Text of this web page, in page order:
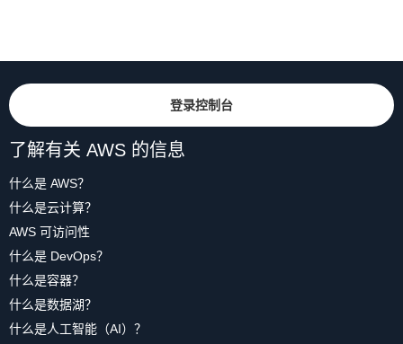
登录控制台
了解有关 AWS 的信息
什么是 AWS？
什么是云计算？
AWS 可访问性
什么是 DevOps？
什么是容器？
什么是数据湖？
什么是人工智能（AI）？